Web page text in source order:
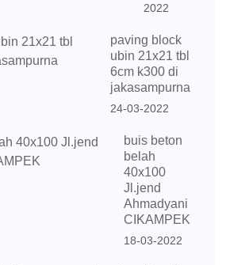
2022
paving block
ubin 21x21 tbl
6cm k300 di
jakasampurna
24-03-2022
buis beton
belah
40x100
Jl.jend
Ahmadyani
CIKAMPEK
18-03-2022